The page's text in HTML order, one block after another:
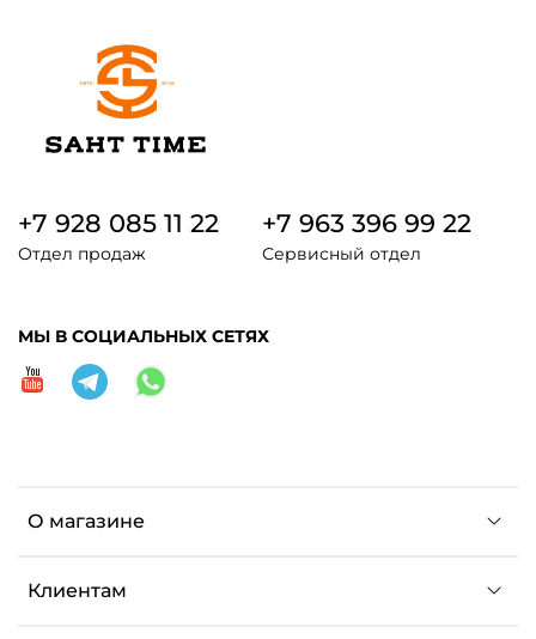
О магазине
Клиентам
+7 928 085 11 22
Отдел продаж
+7 963 396 99 22
Сервисный отдел
МЫ В СОЦИАЛЬНЫХ СЕТЯХ